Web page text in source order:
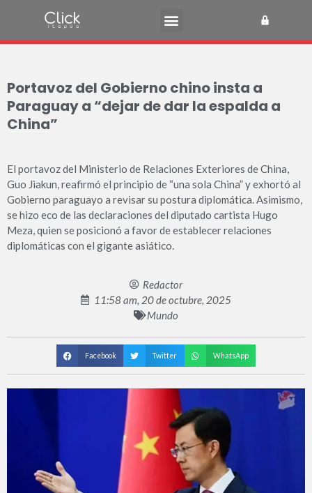
Portavoz del Gobierno chino insta a
Paraguay a “dejar de dar la espalda a
China”
El portavoz del Ministerio de Relaciones Exteriores de China,
Guo Jiakun, reafirmó el principio de “una sola China” y exhortó al
Gobierno paraguayo a revisar su postura diplomática. Asimismo,
se hizo eco de las declaraciones del diputado cartista Hugo
Meza, quien se posicionó a favor de establecer relaciones
diplomáticas con el gigante asiático.
Redactor
11:58 am, 20 de octubre, 2025
Mundo
Facebook Twitter WhatsApp